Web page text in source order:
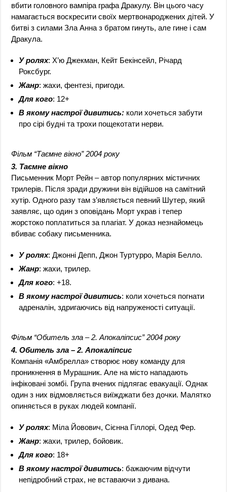
вбити головного вампіра графа Дракулу. Він цього часу
намагається воскресити своїх мертвонароджених дітей. У
битві з силами Зла Анна з братом гинуть, але гине і сам
Дракула.
У ролях: Х’ю Джекман, Кейт Бекінсейл, Річард
Роксбург.
Жанр: жахи, фентезі, пригоди.
Для кого: 12+
В якому настрої дивитись: коли хочеться забути
про сірі будні та трохи пощекотати нерви.
Фільм “Таємне вікно” 2004 року
3. Таємне вікно
Письменник Морт Рейн – автор популярних містичних
трилерів. Після зради дружини він відійшов на самітний
хутір. Одного разу там з’являється певний Шутер, який
заявляє, що один з оповідань Морт украв і тепер
жорстоко поплатиться за плагіат. У доказ незнайомець
вбиває собаку письменника.
У ролях: Джонні Депп, Джон Туртурро, Марія Белло.
Жанр: жахи, трилер.
Для кого: +18.
В якому настрої дивитись: коли хочеться погнати
адреналін, здригаючись від напруженості ситуації.
Фільм “Обитель зла – 2. Апокаліпсис” 2004 року
4. Обитель зла – 2. Апокаліпсис
Компанія «Амбрелла» створює нову команду для
проникнення в Мурашник. Але на місто нападають
інфіковані зомбі. Група вчених підлягає евакуації. Однак
один з них відмовляється виїжджати без дочки. Малятко
опиняється в руках людей компанії.
У ролях: Міла Йовович, Сієнна Гіллорі, Одед Фер.
Жанр: жахи, трилер, бойовик.
Для кого: 18+
В якому настрої дивитись: бажаючим відчути
непідробний страх, не вставаючи з дивана.